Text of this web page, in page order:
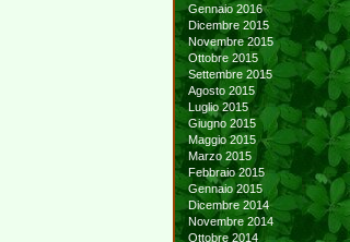
Gennaio 2016
Dicembre 2015
Novembre 2015
Ottobre 2015
Settembre 2015
Agosto 2015
Luglio 2015
Giugno 2015
Maggio 2015
Marzo 2015
Febbraio 2015
Gennaio 2015
Dicembre 2014
Novembre 2014
Ottobre 2014